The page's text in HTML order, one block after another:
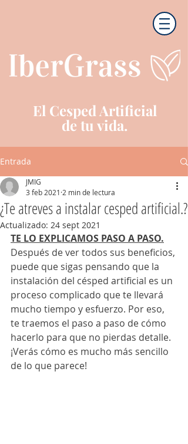
El Cesped Artificial
de tu vida.
Entrada
¿Te atreves a instalar cesped artificial.?
JMIG
3 feb 2021 2 min de lectura
Actualizado: 24 sept 2021
TE LO EXPLICAMOS PASO A PASO.
Después de ver todos sus beneficios,
puede que sigas pensando que la
instalación del césped artificial es un
proceso complicado que te llevará
mucho tiempo y esfuerzo. Por eso,
te traemos el paso a paso de cómo
hacerlo para que no pierdas detalle.
¡Verás cómo es mucho más sencillo
de lo que parece!